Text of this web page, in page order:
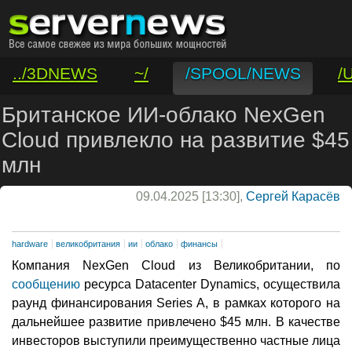
../3DNEWS ~/ /SPOOL/NEWS
/
/VAR/CONTACT
Британское ИИ-облако NexGen
Cloud привлекло на развитие $45
млн
09.04.2025 [13:30], Сергей Карасёв
hardware великобритания ии облако финансы
Компания NexGen Cloud из Великобритании, по
сообщению ресурса Datacenter Dynamics, осуществила
раунд финансирования Series A, в рамках которого на
дальнейшее развитие привлечено $45 млн. В качестве
инвесторов выступили преимущественно частные лица